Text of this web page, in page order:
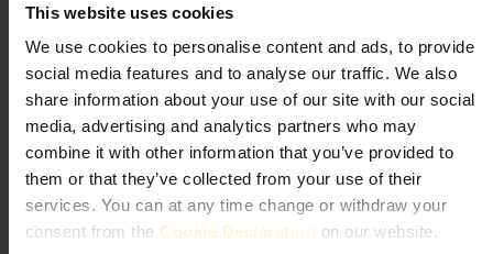
This website uses cookies
We use cookies to personalise content and ads, to provide
social media features and to analyse our traffic. We also
share information about your use of our site with our social
media, advertising and analytics partners who may
combine it with other information that you’ve provided to
them or that they’ve collected from your use of their
services. You can at any time change or withdraw your
consent from the Cookie Declaration on our website.
吧规模小，座位紧凑，服务员热情但不打扰。鸡尾酒以创意和均衡
盘是最常见的搭配。
规划您的参观
晚间容易客满，若是周末或晚些时候到访，建议提前预订。想随性
走进去的话，尽量早点到。酒吧空间小，适合两到四人小组，若需
要长时间交谈可选在较早时间。可向吧台询问当日特色酒单和调酒
师推荐。酒吧在地下，请注意上下楼梯。